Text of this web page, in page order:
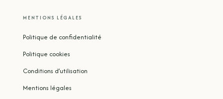
MENTIONS LÉGALES
Politique de confidentialité
Politique cookies
Conditions d’utilisation
Mentions légales